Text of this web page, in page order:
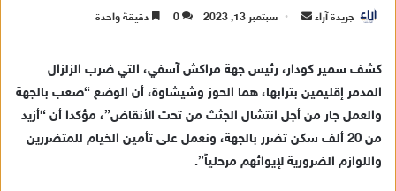
جريدة آراء
ي
د
سبتمبر 13, 2023 0 دقيقة واحدة
كشف سمير كودار، رئيس جهة مراكش آسفي، التي ضرب الزلزال
المدمر إقليمين بترابها، هما الحوز وشيشاوة، أن الوضع “صعب بالجهة
والعمل جار من أجل انتشال الجثث من تحت الأنقاض”، مؤكدا أن “أزيد
من 20 ألف سكن تضرر بالجهة، ونعمل على تأمين الخيام للمتضررين
واللوازم الضرورية لإيوائهم مرحلياً”.